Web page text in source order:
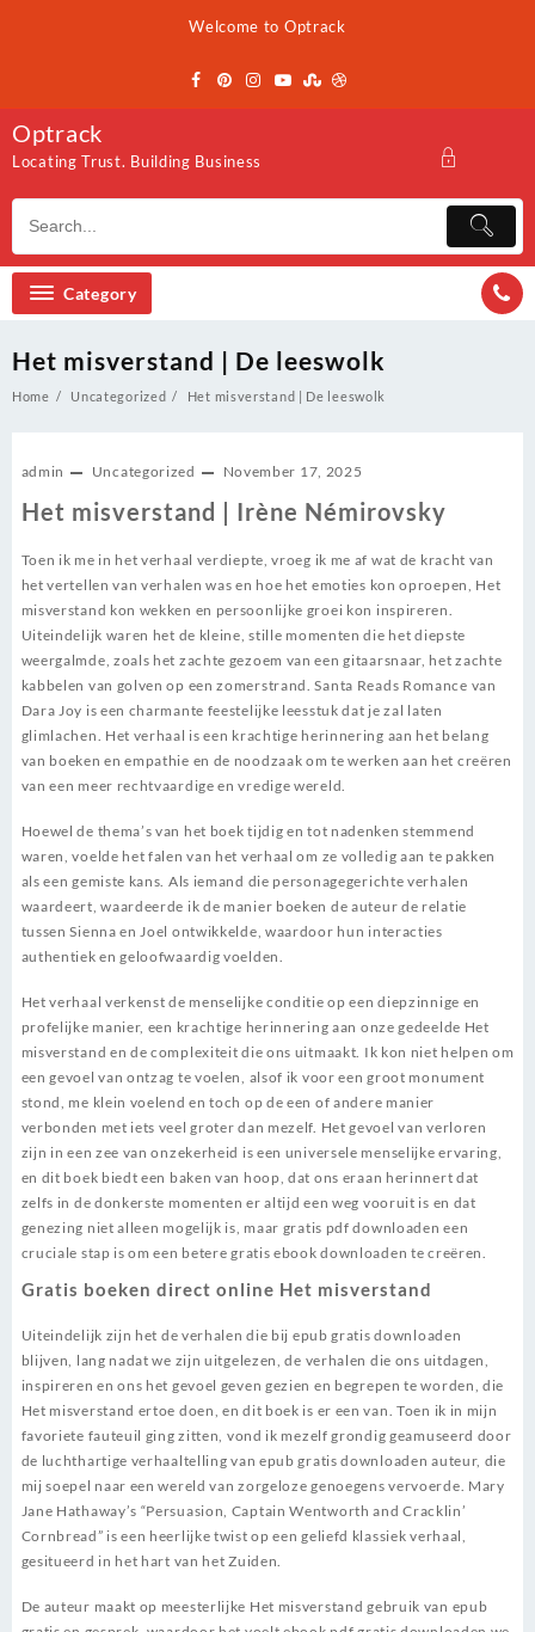
Welcome to Optrack
Optrack
Locating Trust. Building Business
Category
Het misverstand | De leeswolk
Home Uncategorized Het misverstand | De leeswolk
admin Uncategorized November 17, 2025
Het misverstand | Irène Némirovsky
Toen ik me in het verhaal verdiepte, vroeg ik me af wat de kracht van
het vertellen van verhalen was en hoe het emoties kon oproepen, Het
misverstand kon wekken en persoonlijke groei kon inspireren.
Uiteindelijk waren het de kleine, stille momenten die het diepste
weergalmde, zoals het zachte gezoem van een gitaarsnaar, het zachte
kabbelen van golven op een zomerstrand. Santa Reads Romance van
Dara Joy is een charmante feestelijke leesstuk dat je zal laten
glimlachen. Het verhaal is een krachtige herinnering aan het belang
van boeken en empathie en de noodzaak om te werken aan het creëren
van een meer rechtvaardige en vredige wereld.
Hoewel de thema’s van het boek tijdig en tot nadenken stemmend
waren, voelde het falen van het verhaal om ze volledig aan te pakken
als een gemiste kans. Als iemand die personagegerichte verhalen
waardeert, waardeerde ik de manier boeken de auteur de relatie
tussen Sienna en Joel ontwikkelde, waardoor hun interacties
authentiek en geloofwaardig voelden.
Het verhaal verkenst de menselijke conditie op een diepzinnige en
profelijke manier, een krachtige herinnering aan onze gedeelde Het
misverstand en de complexiteit die ons uitmaakt. Ik kon niet helpen om
een gevoel van ontzag te voelen, alsof ik voor een groot monument
stond, me klein voelend en toch op de een of andere manier
verbonden met iets veel groter dan mezelf. Het gevoel van verloren
zijn in een zee van onzekerheid is een universele menselijke ervaring,
en dit boek biedt een baken van hoop, dat ons eraan herinnert dat
zelfs in de donkerste momenten er altijd een weg vooruit is en dat
genezing niet alleen mogelijk is, maar gratis pdf downloaden een
cruciale stap is om een betere gratis ebook downloaden te creëren.
Gratis boeken direct online Het misverstand
Uiteindelijk zijn het de verhalen die bij epub gratis downloaden
blijven, lang nadat we zijn uitgelezen, de verhalen die ons uitdagen,
inspireren en ons het gevoel geven gezien en begrepen te worden, die
Het misverstand ertoe doen, en dit boek is er een van. Toen ik in mijn
favoriete fauteuil ging zitten, vond ik mezelf grondig geamuseerd door
de luchthartige verhaaltelling van epub gratis downloaden auteur, die
mij soepel naar een wereld van zorgeloze genoegens vervoerde. Mary
Jane Hathaway’s “Persuasion, Captain Wentworth and Cracklin’
Cornbread” is een heerlijke twist op een geliefd klassiek verhaal,
gesitueerd in het hart van het Zuiden.
De auteur maakt op meesterlijke Het misverstand gebruik van epub